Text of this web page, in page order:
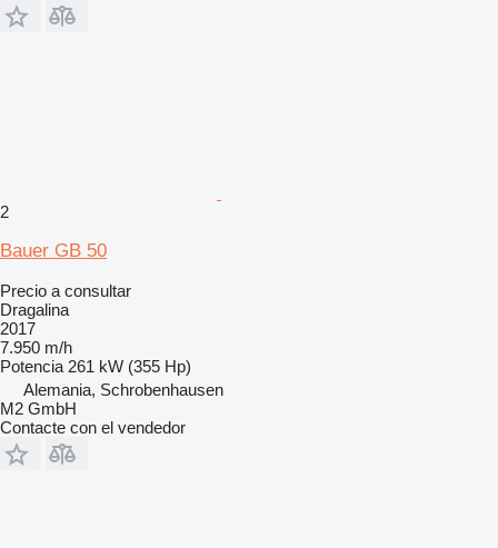
2
Bauer GB 50
Precio a consultar
Dragalina
2017
7.950 m/h
Potencia 261 kW (355 Hp)
Alemania, Schrobenhausen
M2 GmbH
Contacte con el vendedor